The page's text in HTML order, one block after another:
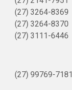
(27) 3264-8369
(27) 3264-8370
(27) 3111-6446
(27) 99769-7181